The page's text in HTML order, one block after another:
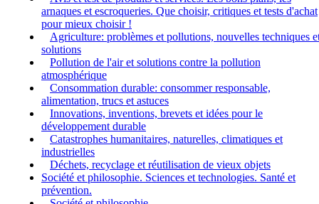
arnaques et escroqueries. Que choisir, critiques et tests d'achat
pour mieux choisir !
Agriculture: problèmes et pollutions, nouvelles techniques
solutions
Pollution de l'air et solutions contre la pollution
atmosphérique
Consommation durable: consommer responsable,
alimentation, trucs et astuces
Innovations, inventions, brevets et idées pour le
développement durable
Catastrophes humanitaires, naturelles, climatiques et
industrielles
Déchets, recyclage et réutilisation de vieux objets
Société et philosophie. Sciences et technologies. Santé et
prévention.